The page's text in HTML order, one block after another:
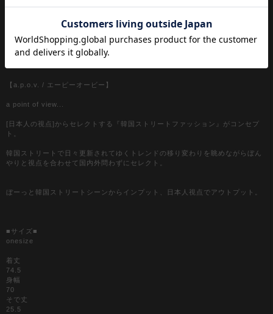
『カラー』
ネイビー / 紺
ブルー(サックス) / 青(水色)
イエロー / 黄
【a.p.o.v. / エーピーオービー】
a point of view...
[日本人の視点]からセレクトする『韓国ストリートファッション』がコンセプ
ト。
韓国ストリートで日々更新されてゆくトレンドの移り変わりを眺めながらぼん
やりと視点を合わせて国内外問わずにセレクト。
ぼーっと韓国ストリートシーンからインプット、日本人視点でアウトプット。
■サイズ■
onesize
着丈
74.5
身幅
70
そで丈
25.5